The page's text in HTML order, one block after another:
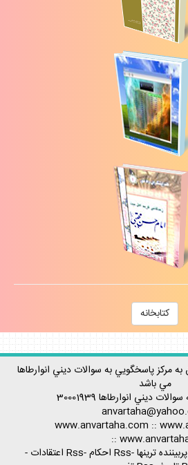
كتابخانه
مركز پاسخگويي به سوالات ديني انوارطاها
مي باشد
سوالات ديني انوارطاها 30001939
www.anvartaha.com ::
::
-Rss احكام -Rss اعتقادات
-